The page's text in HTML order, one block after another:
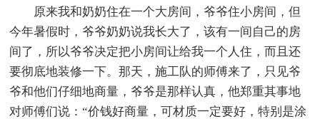
原来我和奶奶住在一个大房间，爷爷住小房间，但
今年暑假时，爷爷奶奶说我长大了，该有一间自己的房
间了，所以爷爷决定把小房间让给我一个人住，而且还
要彻底地装修一下。那天，施工队的师傅来了，只见爷
爷和他们仔细地商量，爷爷是那样认真，他郑重其事地
对师傅们说：“价钱好商量，可材质一定要好，特别是涂